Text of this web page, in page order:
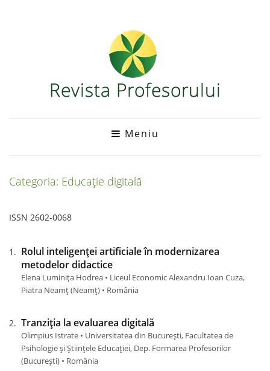
Meniu
Categoria: Educație digitală
ISSN 2602-0068
Rolul inteligenței artificiale în modernizarea
metodelor didactice
Elena Luminița Hodrea • Liceul Economic Alexandru Ioan Cuza,
Piatra Neamț (Neamţ) • România
Tranziția la evaluarea digitală
Olimpius Istrate • Universitatea din București, Facultatea de
Psihologie și Științele Educației, Dep. Formarea Profesorilor
(Bucureşti) • România